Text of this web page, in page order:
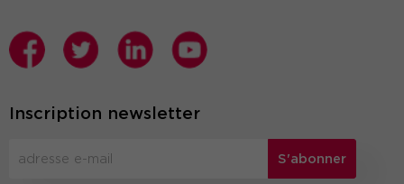
Inscription newsletter
S'abonner